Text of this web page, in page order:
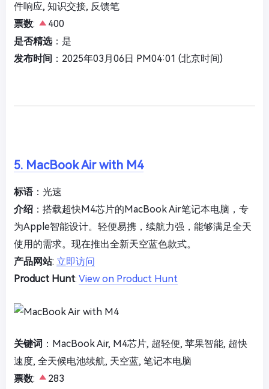
件响应, 知识交接, 反馈笔
票数:
400
是否精选：是
发布时间 ：2025年03月06日 PM04:01 (北京时间)
5. MacBook Air with M4
标语：光速
介绍 ：搭载超快M4芯片的MacBook Air笔记本电脑，专
为Apple智能设计。轻便易携，续航力强，能够满足全天
使用的需求。现在推出全新天空蓝色款式。
产品网站: 立即访问
Product Hunt: View on Product Hunt
关键词 ：MacBook Air, M4芯片, 超轻便, 苹果智能, 超快
速度, 全天候电池续航, 天空蓝, 笔记本电脑
票数:
283